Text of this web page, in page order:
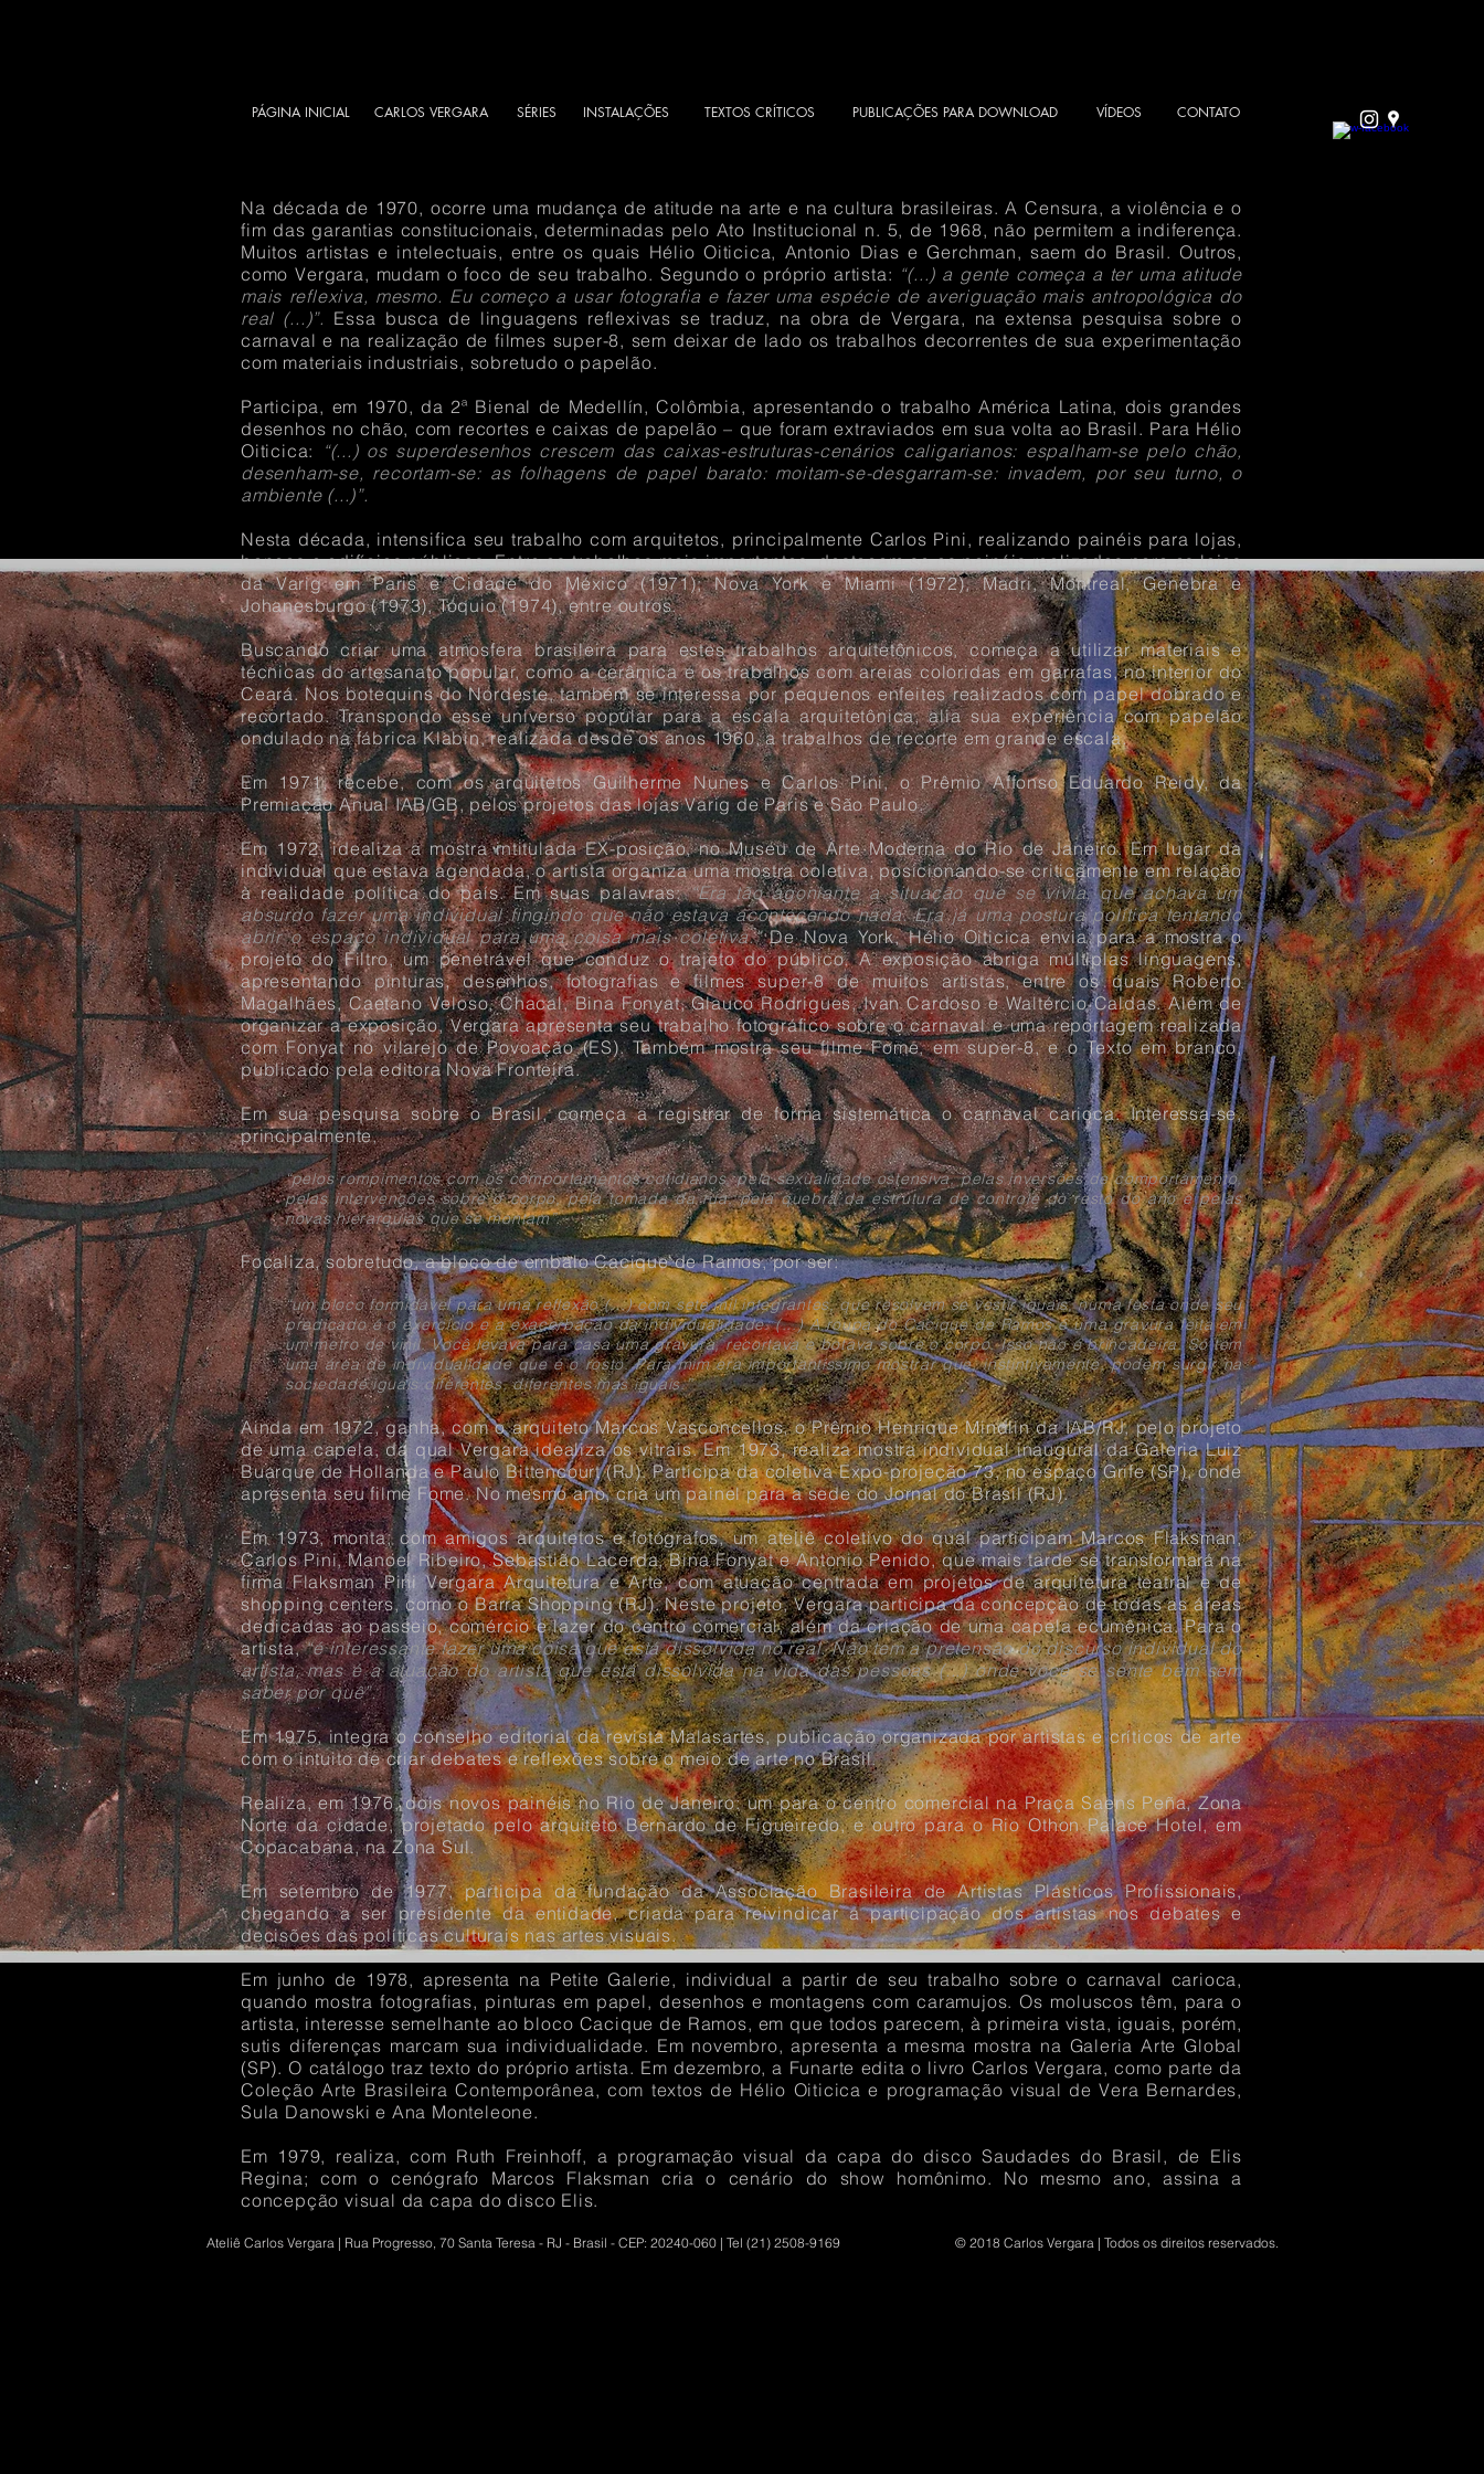
PÁGINA INICIAL CARLOS VERGARA SÉRIES INSTALAÇÕES TEXTOS CRÍTICOS PUBLICAÇÕES PARA DOWNLOAD VÍDEOS CONTATO
Na década de 1970, ocorre uma mudança de atitude na arte e na cultura brasileiras. A Censura, a violência e o
fim das garantias constitucionais, determinadas pelo Ato Institucional n. 5, de 1968, não permitem a indiferença.
Muitos artistas e intelectuais, entre os quais Hélio Oiticica, Antonio Dias e Gerchman, saem do Brasil. Outros,
como Vergara, mudam o foco de seu trabalho. Segundo o próprio artista: “(...) a gente começa a ter uma atitude
mais reflexiva, mesmo. Eu começo a usar fotografia e fazer uma espécie de averiguação mais antropológica do
real (...)”. Essa busca de linguagens reflexivas se traduz, na obra de Vergara, na extensa pesquisa sobre o
carnaval e na realização de filmes super-8, sem deixar de lado os trabalhos decorrentes de sua experimentação
com materiais industriais, sobretudo o papelão.
Participa, em 1970, da 2ª Bienal de Medellín, Colômbia, apresentando o trabalho América Latina, dois grandes
desenhos no chão, com recortes e caixas de papelão – que foram extraviados em sua volta ao Brasil. Para Hélio
Oiticica:
“(...) os superdesenhos crescem das caixas-estruturas-cenários caligarianos: espalham-se pelo chão,
desenham-se, recortam-se: as folhagens de papel barato: moitam-se-desgarram-se: invadem, por seu turno, o
ambiente (...)”.
Nesta década, intensifica seu trabalho com arquitetos, principalmente Carlos Pini, realizando painéis para lojas,
bancos e edifícios públicos. Entre os trabalhos mais importantes, destacam-se os painéis realizados para as lojas
da Varig em Paris e Cidade do México (1971); Nova York e Miami (1972), Madri, Montreal, Genebra e
Johanesburgo (1973), Tóquio (1974), entre outros.
Buscando criar uma atmosfera brasileira para estes trabalhos arquitetônicos, começa a utilizar materiais e
técnicas do artesanato popular, como a cerâmica e os trabalhos com areias coloridas em garrafas, no interior do
Ceará. Nos botequins do Nordeste, também se interessa por pequenos enfeites realizados com papel dobrado e
recortado. Transpondo esse universo popular para a escala arquitetônica, alia sua experiência com papelão
ondulado na fábrica Klabin, realizada desde os anos 1960, a trabalhos de recorte em grande escala.
Em 1971, recebe, com os arquitetos Guilherme Nunes e Carlos Pini, o Prêmio Affonso Eduardo Reidy, da
Premiação Anual IAB/GB, pelos projetos das lojas Varig de Paris e São Paulo.
Em 1972, idealiza a mostra intitulada EX-posição, no Museu de Arte Moderna do Rio de Janeiro. Em lugar da
individual que estava agendada, o artista organiza uma mostra coletiva, posicionando-se criticamente em relação
à realidade política do país. Em suas palavras:“Era tão agoniante a situação que se vivia, que achava um
absurdo fazer uma individual fingindo que não estava acontecendo nada. Era já uma postura política tentando
abrir o espaço individual para uma coisa mais coletiva.”De Nova York, Hélio Oiticica envia para a mostra o
projeto do Filtro, um penetrável que conduz o trajeto do público. A exposição abriga múltiplas linguagens,
apresentando pinturas, desenhos, fotografias e filmes super-8 de muitos artistas, entre os quais Roberto
Magalhães, Caetano Veloso, Chacal, Bina Fonyat, Glauco Rodrigues, Ivan Cardoso e Waltércio Caldas. Além de
organizar a exposição, Vergara apresenta seu trabalho fotográfico sobre o carnaval e uma reportagem realizada
com Fonyat no vilarejo de Povoação (ES). Também mostra seu filme Fome, em super-8, e o Texto em branco,
publicado pela editora Nova Fronteira.
Em sua pesquisa sobre o Brasil, começa a registrar de forma sistemática o carnaval carioca. Interessa-se,
principalmente,
“pelos rompimentos com os comportamentos cotidianos, pela sexualidade ostensiva, pelas inversões de comportamento,
pelas intervenções sobre o corpo, pela tomada da rua, pela quebra da estrutura de controle do resto do ano e pelas
novas hierarquias que se montam”.
Focaliza, sobretudo, a bloco de embalo Cacique de Ramos, por ser:
“um bloco formidável para uma reflexão (...) com sete mil integrantes, que resolvem se vestir iguais, numa festa onde seu
predicado é o exercício e a exacerbação da individualidade. (...) A roupa do Cacique de Ramos é uma gravura feita em
um metro de vinil. Você levava para casa uma gravura, recortava e botava sobre o corpo. Isso não é brincadeira. Só tem
uma área de individualidade que é o rosto. Para mim era importantíssimo mostrar que, instintivamente, podem surgir na
sociedade iguais diferentes, diferentes mas iguais.”
Ainda em 1972, ganha, com o arquiteto Marcos Vasconcellos, o Prêmio Henrique Mindlin da IAB/RJ, pelo projeto
de uma capela, da qual Vergara idealiza os vitrais. Em 1973, realiza mostra individual inaugural da Galeria Luiz
Buarque de Hollanda e Paulo Bittencourt (RJ). Participa da coletiva Expo-projeção 73, no espaço Grife (SP), onde
apresenta seu filme Fome. No mesmo ano, cria um painel para a sede do Jornal do Brasil (RJ).
Em 1973, monta, com amigos arquitetos e fotógrafos, um ateliê coletivo do qual participam Marcos Flaksman,
Carlos Pini, Manoel Ribeiro, Sebastião Lacerda, Bina Fonyat e Antonio Penido, que mais tarde se transformará na
firma Flaksman Pini Vergara Arquitetura e Arte, com atuação centrada em projetos de arquitetura teatral e de
shopping centers, como o Barra Shopping (RJ). Neste projeto, Vergara participa da concepção de todas as áreas
dedicadas ao passeio, comércio e lazer do centro comercial, além da criação de uma capela ecumênica. Para o
artista,“é interessante fazer uma coisa que está dissolvida no real. Não tem a pretensão do discurso individual do
artista, mas é a atuação do artista que está dissolvida na vida das pessoas (...) onde você se sente bem sem
saber por quê”.
Em 1975, integra o conselho editorial da revista Malasartes, publicação organizada por artistas e críticos de arte
com o intuito de criar debates e reflexões sobre o meio de arte no Brasil.
Realiza, em 1976, dois novos painéis no Rio de Janeiro: um para o centro comercial na Praça Saens Peña, Zona
Norte da cidade, projetado pelo arquiteto Bernardo de Figueiredo, e outro para o Rio Othon Palace Hotel, em
Copacabana, na Zona Sul.
Em setembro de 1977, participa da fundação da Associação Brasileira de Artistas Plásticos Profissionais,
chegando a ser presidente da entidade, criada para reivindicar a participação dos artistas nos debates e
decisões das políticas culturais nas artes visuais.
Em junho de 1978, apresenta na Petite Galerie, individual a partir de seu trabalho sobre o carnaval carioca,
quando mostra fotografias, pinturas em papel, desenhos e montagens com caramujos. Os moluscos têm, para o
artista, interesse semelhante ao bloco Cacique de Ramos, em que todos parecem, à primeira vista, iguais, porém,
sutis diferenças marcam sua individualidade. Em novembro, apresenta a mesma mostra na Galeria Arte Global
(SP). O catálogo traz texto do próprio artista. Em dezembro, a Funarte edita o livro Carlos Vergara, como parte da
Coleção Arte Brasileira Contemporânea, com textos de Hélio Oiticica e programação visual de Vera Bernardes,
Sula Danowski e Ana Monteleone.
Em 1979, realiza, com Ruth Freinhoff, a programação visual da capa do disco Saudades do Brasil, de Elis
Regina; com o cenógrafo Marcos Flaksman cria o cenário do show homônimo. No mesmo ano, assina a
concepção visual da capa do disco Elis.
© 2018 Carlos Vergara | Todos os direitos reservados.
Ateliê Carlos Vergara | Rua Progresso, 70 Santa Teresa - RJ - Brasil - CEP: 20240-060 | Tel (21) 2508-9169